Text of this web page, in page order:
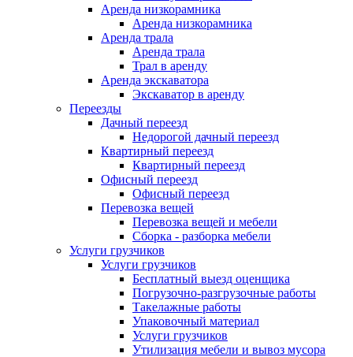
Аренда низкорамника
Аренда низкорамника
Аренда трала
Аренда трала
Трал в аренду
Аренда экскаватора
Экскаватор в аренду
Переезды
Дачный переезд
Недорогой дачный переезд
Квартирный переезд
Квартирный переезд
Офисный переезд
Офисный переезд
Перевозка вещей
Перевозка вещей и мебели
Сборка - разборка мебели
Услуги грузчиков
Услуги грузчиков
Бесплатный выезд оценщика
Погрузочно-разгрузочные работы
Такелажные работы
Упаковочный материал
Услуги грузчиков
Утилизация мебели и вывоз мусора